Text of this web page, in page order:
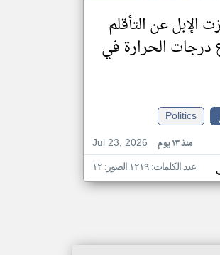
عن التأقلم
درجات الحرارة في
Politics
Jul 23, 2026
منذ ١٣ يوم
عدد الكلمات: ١٢١٩ الصور: ١٢